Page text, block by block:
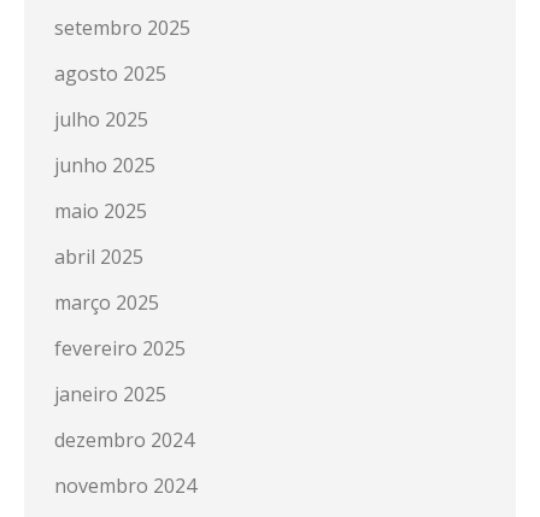
setembro 2025
agosto 2025
julho 2025
junho 2025
maio 2025
abril 2025
março 2025
fevereiro 2025
janeiro 2025
dezembro 2024
novembro 2024